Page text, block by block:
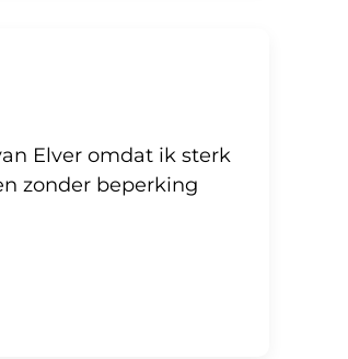
Elver omdat ik sterk
zonder beperking